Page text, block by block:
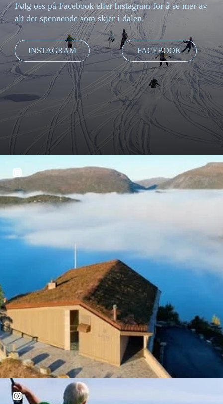
Følg oss på Facebook eller Instagram for å se mer av
alt det spennende som skjer i dalen.